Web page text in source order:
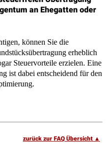
können Sie die
erheblich
ist dabei entscheidend für den